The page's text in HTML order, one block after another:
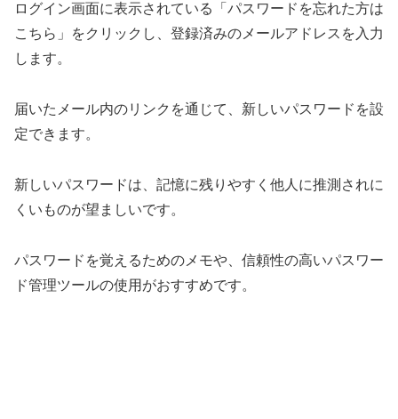
ログイン画面に表示されている「パスワードを忘れた方は
こちら」をクリックし、登録済みのメールアドレスを入力
します。
届いたメール内のリンクを通じて、新しいパスワードを設
定できます。
新しいパスワードは、記憶に残りやすく他人に推測されに
くいものが望ましいです。
パスワードを覚えるためのメモや、信頼性の高いパスワー
ド管理ツールの使用がおすすめです。